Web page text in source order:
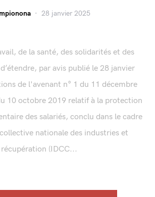
28 janvier 2025
de la santé, des solidarités et des
par avis publié le 28 janvier
de l'avenant n° 1 du 11 décembre
10 octobre 2019 relatif à la protection
des salariés, conclu dans le cadre
nationale des industries et
(IDCC...